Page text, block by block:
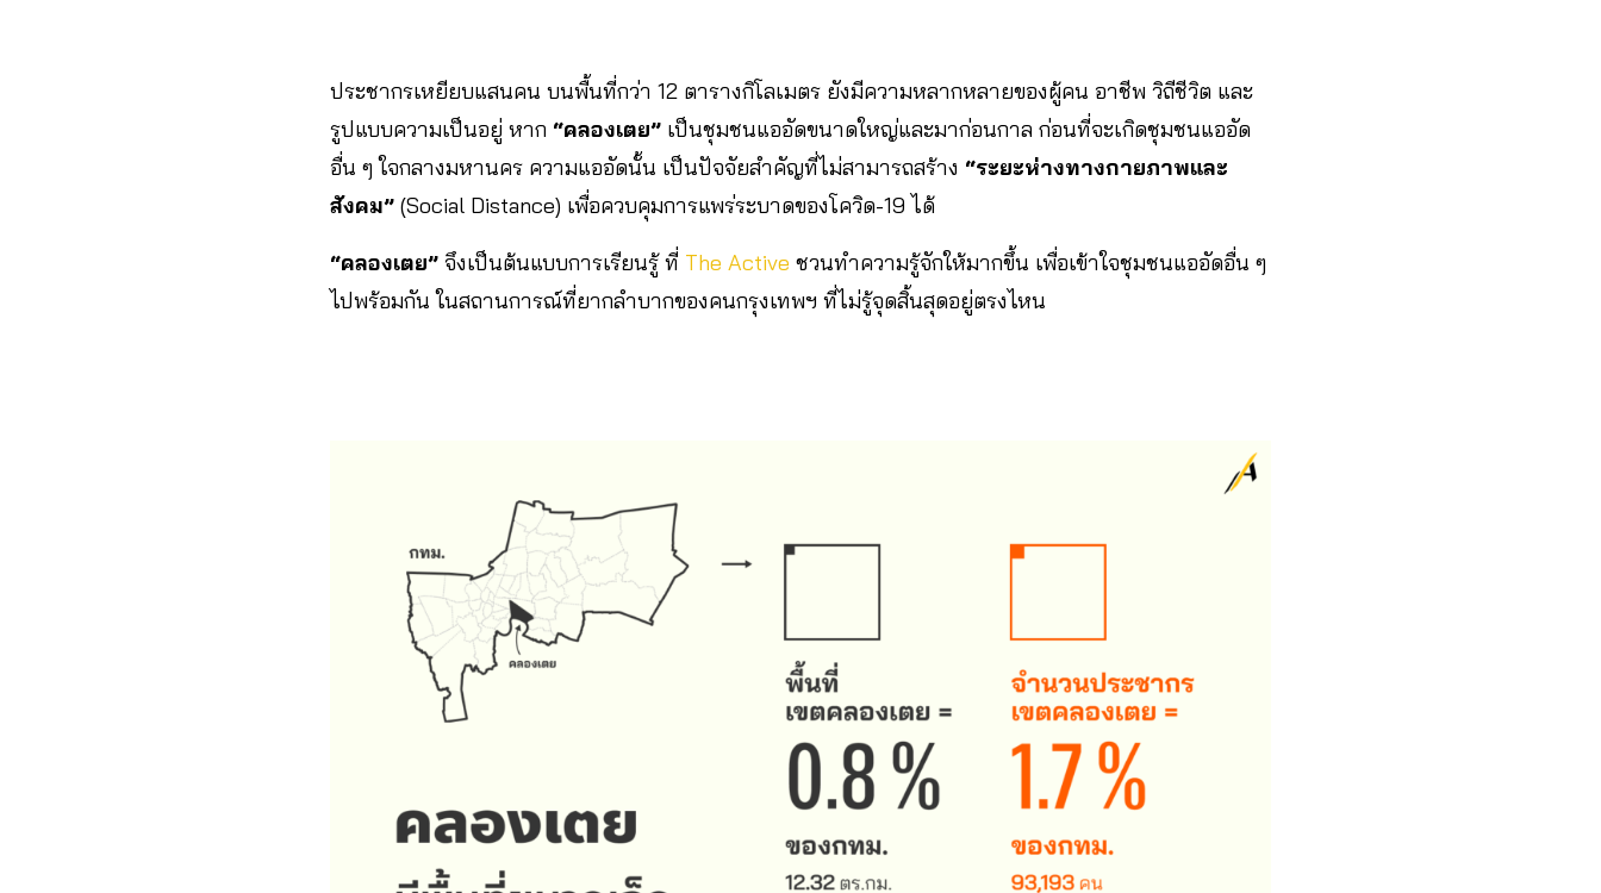
ประชากรเหยียบแสนคน บนพื้นที่กว่า 12 ตารางกิโลเมตร ยังมีความหลากหลายของผู้คน อาชีพ วิถีชีวิต และ
รูปแบบความเป็นอยู่ หาก “คลองเตย” เป็นชุมชนแออัดขนาดใหญ่และมาก่อนกาล ก่อนที่จะเกิดชุมชนแออัด
อื่น ๆ ใจกลางมหานคร ความแออัดนั้น เป็นปัจจัยสำคัญที่ไม่สามารถสร้าง “ระยะห่างทางกายภาพและ
สังคม” (Social Distance) เพื่อควบคุมการแพร่ระบาดของโควิด-19 ได้
“คลองเตย” จึงเป็นต้นแบบการเรียนรู้ ที่ The Active ชวนทำความรู้จักให้มากขึ้น เพื่อเข้าใจชุมชนแออัดอื่น ๆ
ไปพร้อมกัน ในสถานการณ์ที่ยากลำบากของคนกรุงเทพฯ ที่ไม่รู้จุดสิ้นสุดอยู่ตรงไหน